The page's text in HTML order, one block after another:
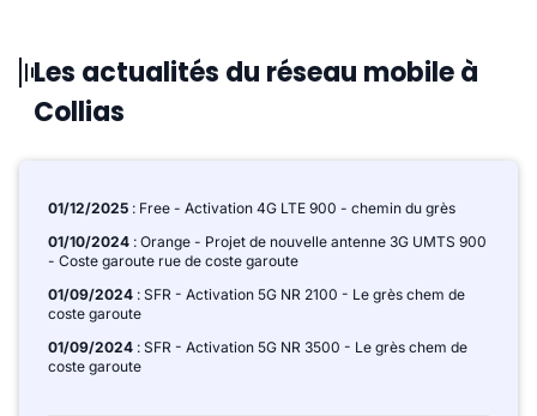
Les actualités du réseau mobile à
Collias
01/12/2025 : Free - Activation 4G LTE 900 - chemin du grès
01/10/2024 : Orange - Projet de nouvelle antenne 3G UMTS 900
- Coste garoute rue de coste garoute
01/09/2024 : SFR - Activation 5G NR 2100 - Le grès chem de
coste garoute
01/09/2024 : SFR - Activation 5G NR 3500 - Le grès chem de
coste garoute